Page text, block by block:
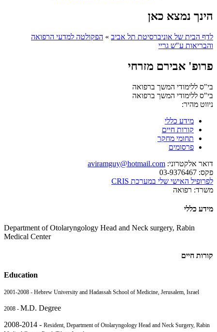
הינך נמצא כאן
לדף הבית של אוניברסיטת תל אביב » הפקולטה למדעי הרפואה
והבריאות ע"ש גריי
פרופ' אבירם מזרחי
בי"ס ללימודי המשך ברפואה
בי"ס ללימודי המשך ברפואה
ניווט מהיר:
מידע כללי
קורות חיים
תחומי מחקר
פרסומים
דואר אלקטרוני: aviramguy@hotmail.com
פקס:
לפרופיל האישי שלי במערכת CRIS
משרד: רפואה
מידע כללי
Department of Otolaryngology Head and Neck surgery, Rabin
Medical Center
קורות חיים
Education
2001-2008 - Hebrew University and Hadassah School of Medicine, Jerusalem, Israel
2008 - M.D. Degree
2008-2014 - Resident, Department of Otolaryngology Head and Neck Surgery, Rabin